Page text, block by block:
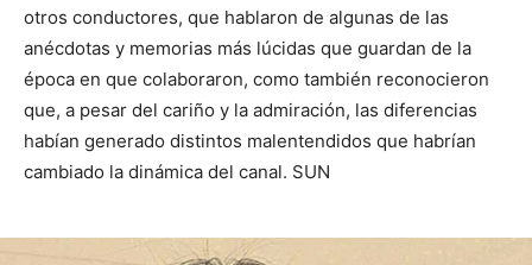
otros conductores, que hablaron de algunas de las
anécdotas y memorias más lúcidas que guardan de la
época en que colaboraron, como también reconocieron
que, a pesar del cariño y la admiración, las diferencias
habían generado distintos malentendidos que habrían
cambiado la dinámica del canal. SUN